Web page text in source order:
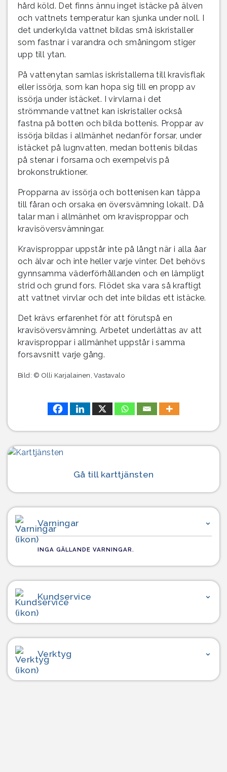
hård köld. Det finns ännu inget istäcke på älven
och vattnets temperatur kan sjunka under noll. I
det underkylda vattnet bildas små iskristaller
som fastnar i varandra och småningom stiger
upp till ytan.
På vattenytan samlas iskristallerna till kravisflak
eller issörja, som kan hopa sig till en propp av
issörja under istäcket. I virvlarna i det
strömmande vattnet kan iskristaller också
fastna på botten och bilda bottenis. Proppar av
issörja bildas i allmänhet nedanför forsar, under
istäcket på lugnvatten, medan bottenis bildas
på stenar i forsarna och exempelvis på
brokonstruktioner.
Propparna av issörja och bottenisen kan täppa
till fåran och orsaka en översvämning lokalt. Då
talar man i allmänhet om kravisproppar och
kravisöversvämningar.
Kravisproppar uppstår inte på långt när i alla åar
och älvar och inte heller varje vinter. Det behövs
gynnsamma väderförhållanden och en lämpligt
strid och grund fors. Flödet ska vara så kraftigt
att vattnet virvlar och det inte bildas ett istäcke.
Det krävs erfarenhet för att förutspå en
kravisöversvämning. Arbetet underlättas av att
kravisproppar i allmänhet uppstår i samma
forsavsnitt varje gång.
Bild: © Olli Karjalainen, Vastavalo
Gå till karttjänsten
Varningar
INGA GÄLLANDE VARNINGAR.
Kundservice
Verktyg